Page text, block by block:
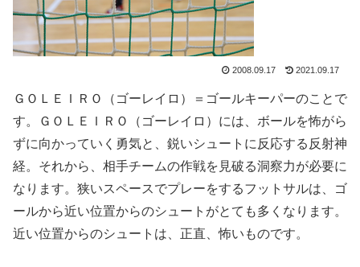
2008.09.17 2021.09.17
ＧＯＬＥＩＲＯ（ゴーレイロ）＝ゴールキーパーのことで
す。ＧＯＬＥＩＲＯ（ゴーレイロ）には、ボールを怖がら
ずに向かっていく勇気と、鋭いシュートに反応する反射神
経。それから、相手チームの作戦を見破る洞察力が必要に
なります。狭いスペースでプレーをするフットサルは、ゴ
ールから近い位置からのシュートがとても多くなります。
近い位置からのシュートは、正直、怖いものです。